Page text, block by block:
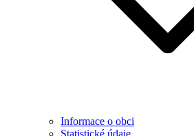
Informace o obci